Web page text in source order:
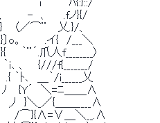
｀　ﾊ{:}::/
　　.fノ}{/
　 乂.}/、
　.イ{　/___＼
爪人f________〉
{///f{_______/
＿｀/i______乂
{Y´　＼=ﾆ＿＿∧
}＼_／{＿＿____∧
/⌒}{∧=∨＿＼__.∧